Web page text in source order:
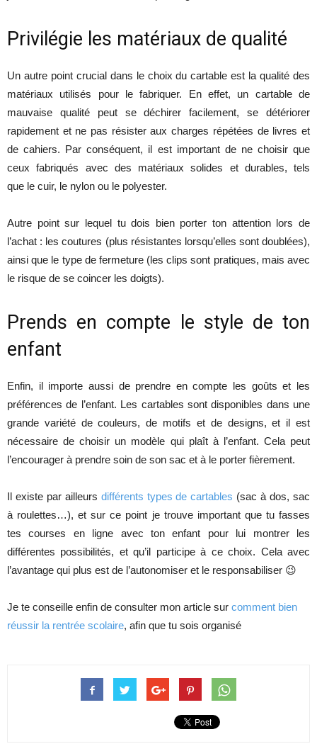
Privilégie les matériaux de qualité
Un autre point crucial dans le choix du cartable est la qualité des
matériaux utilisés pour le fabriquer. En effet, un cartable de
mauvaise qualité peut se déchirer facilement, se détériorer
rapidement et ne pas résister aux charges répétées de livres et
de cahiers. Par conséquent, il est important de ne choisir que
ceux fabriqués avec des matériaux solides et durables, tels
que le cuir, le nylon ou le polyester.
Autre point sur lequel tu dois bien porter ton attention lors de
l’achat : les coutures (plus résistantes lorsqu’elles sont doublées),
ainsi que le type de fermeture (les clips sont pratiques, mais avec
le risque de se coincer les doigts).
Prends en compte le style de ton
enfant
Enfin, il importe aussi de prendre en compte les goûts et les
préférences de l’enfant. Les cartables sont disponibles dans une
grande variété de couleurs, de motifs et de designs, et il est
nécessaire de choisir un modèle qui plaît à l’enfant. Cela peut
l’encourager à prendre soin de son sac et à le porter fièrement.
Il existe par ailleurs différents types de cartables (sac à dos, sac
à roulettes…), et sur ce point je trouve important que tu fasses
tes courses en ligne avec ton enfant pour lui montrer les
différentes possibilités, et qu’il participe à ce choix. Cela avec
l’avantage qui plus est de l’autonomiser et le responsabiliser 😉
Je te conseille enfin de consulter mon article sur comment bien
réussir la rentrée scolaire, afin que tu sois organisé